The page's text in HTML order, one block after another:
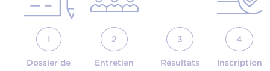
1
Dossier de
2
Entretien
3
Résultats
4
Inscription